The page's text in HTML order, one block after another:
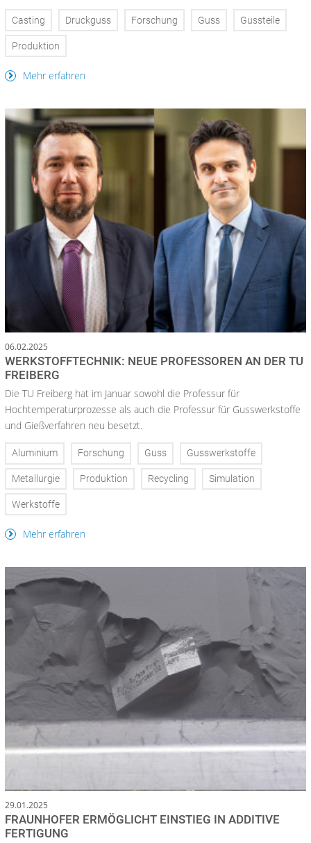
Casting Druckguss Forschung Guss Gussteile
Produktion
Mehr erfahren
06.02.2025
WERKSTOFFTECHNIK: NEUE PROFESSOREN AN DER TU
FREIBERG
Die TU Freiberg hat im Januar sowohl die Professur für
Hochtemperaturprozesse als auch die Professur für Gusswerkstoffe
und Gießverfahren neu besetzt.
Aluminium Forschung Guss Gusswerkstoffe
Metallurgie Produktion Recycling Simulation
Werkstoffe
Mehr erfahren
29.01.2025
FRAUNHOFER ERMÖGLICHT EINSTIEG IN ADDITIVE
FERTIGUNG